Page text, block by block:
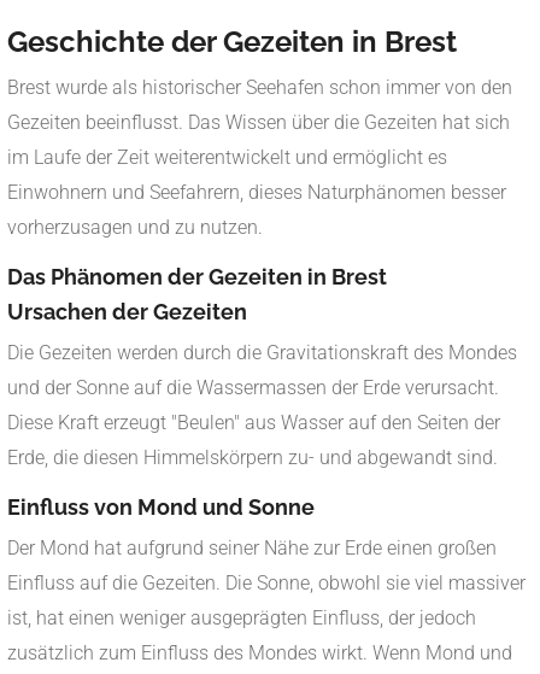
Geschichte der Gezeiten in Brest
Brest wurde als historischer Seehafen schon immer von den
Gezeiten beeinflusst. Das Wissen über die Gezeiten hat sich
im Laufe der Zeit weiterentwickelt und ermöglicht es
Einwohnern und Seefahrern, dieses Naturphänomen besser
vorherzusagen und zu nutzen.
Das Phänomen der Gezeiten in Brest
Ursachen der Gezeiten
Die Gezeiten werden durch die Gravitationskraft des Mondes
und der Sonne auf die Wassermassen der Erde verursacht.
Diese Kraft erzeugt "Beulen" aus Wasser auf den Seiten der
Erde, die diesen Himmelskörpern zu- und abgewandt sind.
Einfluss von Mond und Sonne
Der Mond hat aufgrund seiner Nähe zur Erde einen großen
Einfluss auf die Gezeiten. Die Sonne, obwohl sie viel massiver
ist, hat einen weniger ausgeprägten Einfluss, der jedoch
zusätzlich zum Einfluss des Mondes wirkt. Wenn Mond und